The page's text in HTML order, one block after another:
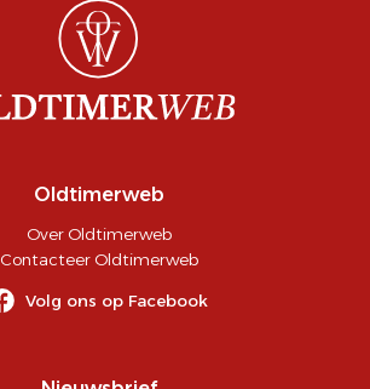
Oldtimerweb
Over Oldtimerweb
Contacteer Oldtimerweb
Volg ons op Facebook